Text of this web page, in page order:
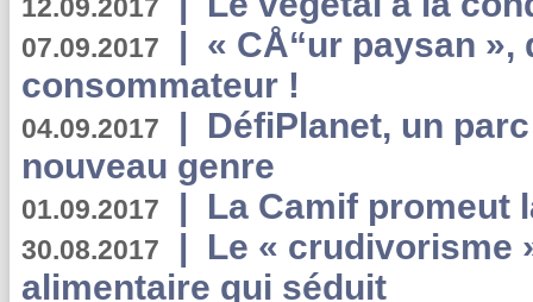
12.09.2017
07.09.2017 | « CÅ“ur paysan
consommateur !
04.09.2017 | DéfiPlanet, un
nouveau genre
01.09.2017 | La Camif promeut
30.08.2017 | Le « crudivorisme
alimentaire qui séduit